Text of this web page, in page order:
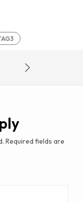
Required fields are